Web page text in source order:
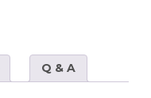
Q & A